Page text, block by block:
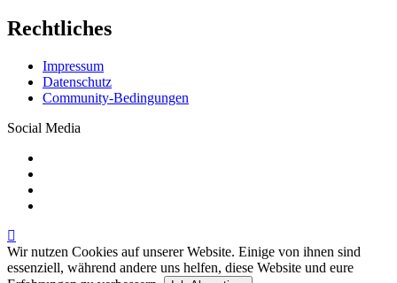
Rechtliches
Impressum
Datenschutz
Community-Bedingungen
Social Media
Wir nutzen Cookies auf unserer Website. Einige von ihnen sind
essenziell, während andere uns helfen, diese Website und eure